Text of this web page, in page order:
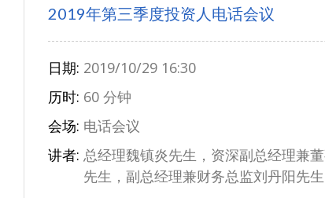
2019年第三季度投资人电话会议
日期: 2019/10/29 16:30
历时: 60 分钟
会场: 电话会议
讲者: 总经理魏镇炎先生，资深副总经理兼
先生，副总经理兼财务总监刘丹阳先生